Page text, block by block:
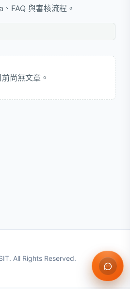
FAQ 與審核流程。
前尚無文章。
All Rights Reserved.